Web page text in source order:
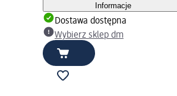
Informacje
Dostawa dostępna
Wybierz sklep dm